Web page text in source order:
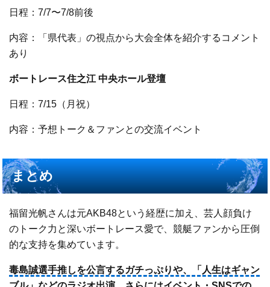
日程：7/7〜7/8前後
内容：「県代表」の視点から大会全体を紹介するコメント
あり
ボートレース住之江 中央ホール登壇
日程：7/15（月祝）
内容：予想トーク＆ファンとの交流イベント
まとめ
福留光帆さんは元AKB48という経歴に加え、芸人顔負け
のトーク力と深いボートレース愛で、競艇ファンから圧倒
的な支持を集めています。
毒島誠選手推しを公言するガチっぷりや、「人生はギャン